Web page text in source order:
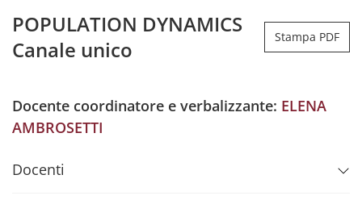
POPULATION DYNAMICS
Canale unico
Stampa PDF
Docente coordinatore e verbalizzante: ELENA
AMBROSETTI
Docenti